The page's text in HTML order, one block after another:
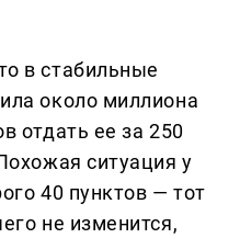
в стабильные
около миллиона
отдать ее за 250
ситуация у
40 пунктов — тот
не изменится,